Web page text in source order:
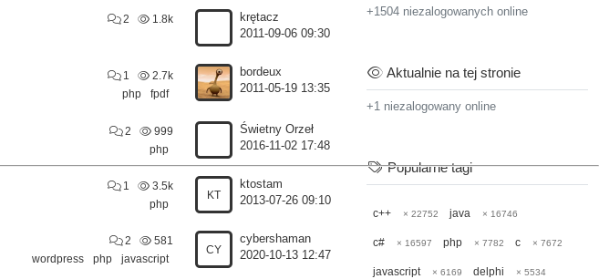
2 1.8k
krętacz
2011-09-06 09:30
1 2.7k
php fpdf
bordeux
2011-05-19 13:35
2 999
php
Świetny Orzeł
2016-11-02 17:48
1 3.5k
php
KT
ktostam
2013-07-26 09:10
2 581
wordpress php javascript
CY
cybershaman
2020-10-13 12:47
+1504 niezalogowanych online
Aktualnie na tej stronie
+1 niezalogowany online
Popularne tagi
c++ × 22752 java × 16746
c# × 16597 php × 7782 c × 7672
javascript × 6169 delphi × 5534